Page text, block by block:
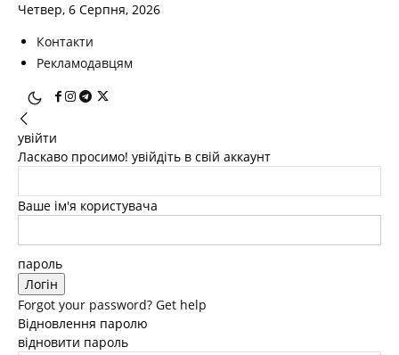
Четвер, 6 Серпня, 2026
Контакти
Рекламодавцям
увійти
Ласкаво просимо! увійдіть в свій аккаунт
Ваше ім'я користувача
пароль
Forgot your password? Get help
Відновлення паролю
відновити пароль